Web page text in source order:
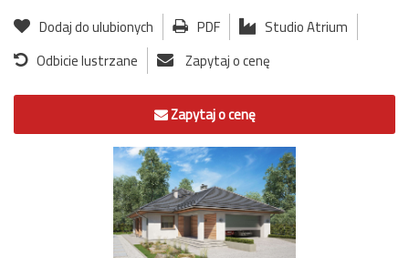
Dodaj do ulubionych PDF
Studio Atrium
Odbicie lustrzane
Zapytaj o cenę
Zapytaj o cenę